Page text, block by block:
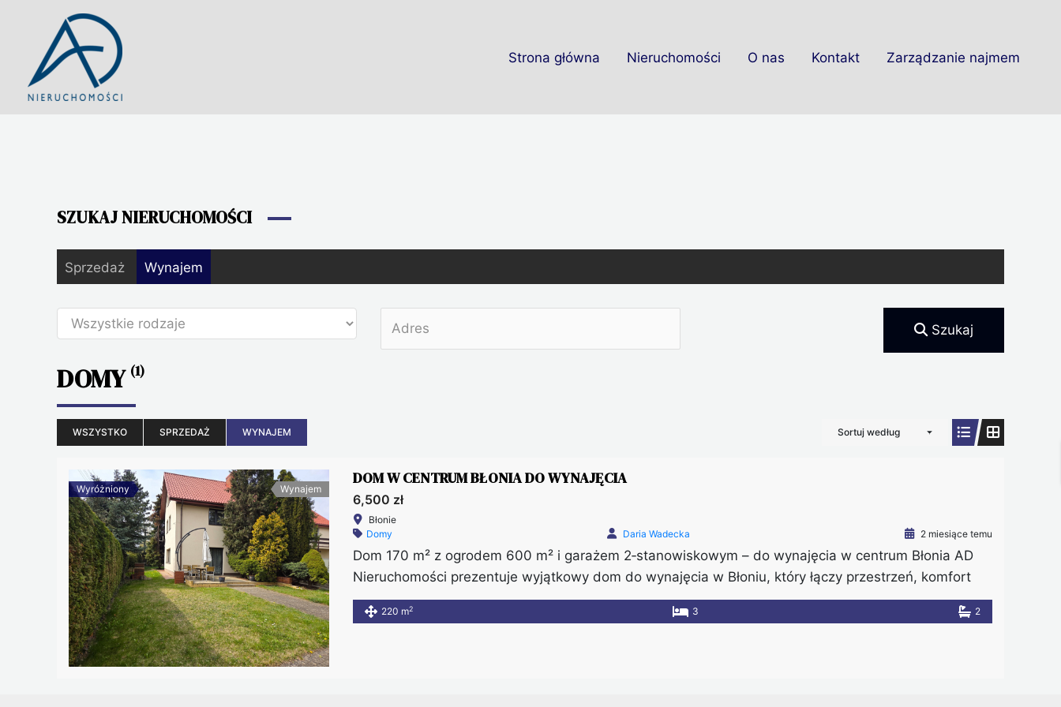
Strona główna Nieruchomości O nas Kontakt Zarządzanie najmem
SZUKAJ NIERUCHOMOŚCI
Sprzedaż Wynajem
Szukaj
DOMY (1)
WSZYSTKO SPRZEDAŻ WYNAJEM Sortuj według
Wyróżniony Wynajem
DOM W CENTRUM BŁONIA DO WYNAJĘCIA
6,500 zł
Błonie
Domy
Daria Wadecka 2 miesiące temu
Dom 170 m² z ogrodem 600 m² i garażem 2‑stanowiskowym – do wynajęcia w centrum Błonia AD
Nieruchomości prezentuje wyjątkowy dom do wynajęcia w Błoniu, który łączy przestrzeń, komfort
oraz doskonałą lokalizację. Nieruchomość znajduje się w ścisłym centrum miasta, a jednocześnie w
spokojnej, zielonej okolicy. Dzięki temu przyszli najemcy mogą korzystać zarówno z miejskich
220 m2 3 2